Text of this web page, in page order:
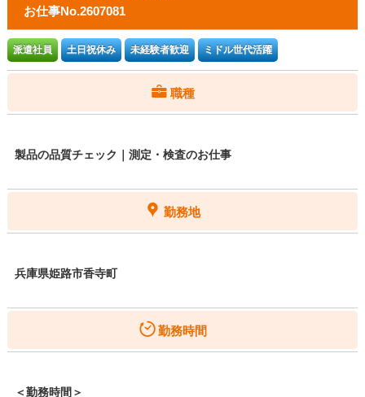
お仕事No.2607081
派遣社員 土日祝休み 未経験者歓迎 ミドル世代活躍
職種
製品の品質チェック｜測定・検査のお仕事
勤務地
兵庫県姫路市香寺町
勤務時間
＜勤務時間＞